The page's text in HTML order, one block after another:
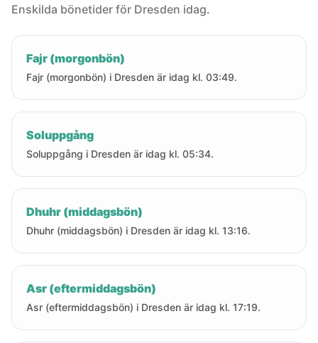
Enskilda bönetider för Dresden idag.
Fajr (morgonbön)
Fajr (morgonbön) i Dresden är idag kl. 03:49.
Soluppgång
Soluppgång i Dresden är idag kl. 05:34.
Dhuhr (middagsbön)
Dhuhr (middagsbön) i Dresden är idag kl. 13:16.
Asr (eftermiddagsbön)
Asr (eftermiddagsbön) i Dresden är idag kl. 17:19.